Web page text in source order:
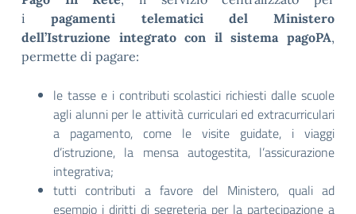
ipagamenti telematici del Ministero
dell’Istruzione integrato con il sistema pagoPA,
permette di pagare:
le tasse e i contributi scolastici richiesti dalle scuole
agli alunni per le attività curriculari ed extracurriculari
a pagamento, come le visite guidate, i viaggi
d’istruzione, la mensa autogestita, l’assicurazione
integrativa;
tutti contributi a favore del Ministero, quali ad
esempio i diritti di segreteria per la partecipazione a